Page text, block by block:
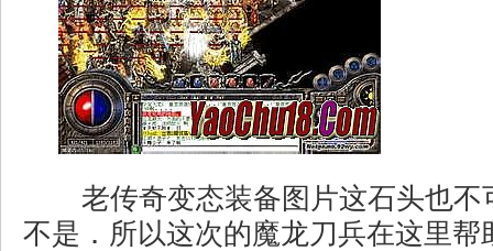
老传奇变态装备图片这石头也不
不是．所以这次的魔龙刀兵在这里